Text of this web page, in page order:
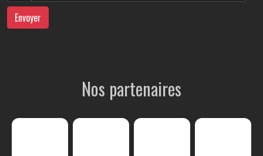
Envoyer
Nos partenaires